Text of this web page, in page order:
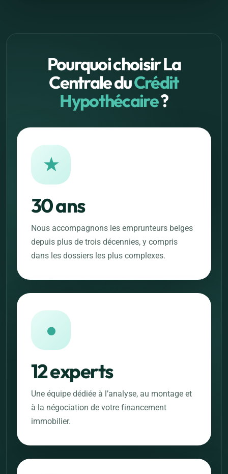
Pourquoi choisir La
Centrale duCrédit
Hypothécaire?
★
30 ans
Nous accompagnons les emprunteurs belges
depuis plus de trois décennies, y compris
dans les dossiers les plus complexes.
●
12 experts
Une équipe dédiée à l’analyse, au montage et
à la négociation de votre financement
immobilier.